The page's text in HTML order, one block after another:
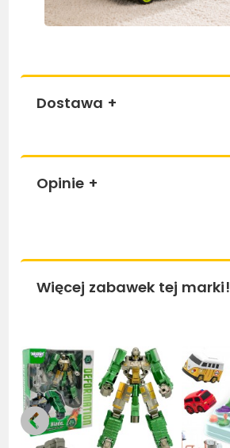
Dostawa +
Opinie +
Więcej zabawek tej marki!